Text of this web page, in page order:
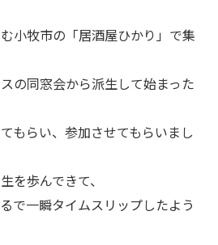
小牧市の「居酒屋ひかり」で集
の同窓会から派生して始まった
もらい、参加させてもらいまし
を歩んできて、
で一瞬タイムスリップしたよう